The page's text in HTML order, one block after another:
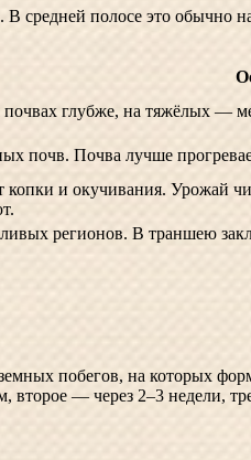
полосе это обычно
глубже, на тяжёлых —
почв. Почва лучше
копки и окучивания. Урожай
регионов. В траншею
побегов, на которых
второе — через 2–3 недели,